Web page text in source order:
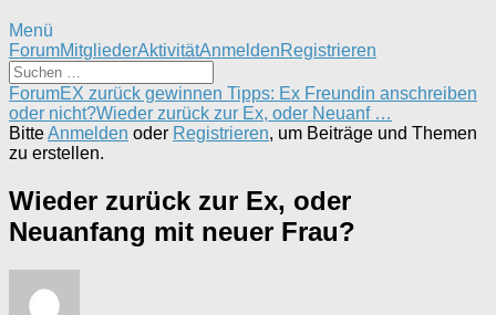
Menü
Forum-
Navigation
ForumMitgliederAktivitätAnmeldenRegistrieren
Forum-
Breadcrumbs
-
Du
hier:
ForumEX zurück gewinnen Tipps: Ex Freundin anschreiben
oder nicht?Wieder zurück zur Ex, oder Neuanf …
BitteAnmelden oder Registrieren, um Beiträge und Themen
zu erstellen.
Wieder zurück zur Ex, oder
Neuanfang mit neuer Frau?